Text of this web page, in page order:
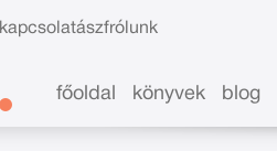
kapcsolatászfrólunk
főoldal könyvek blog